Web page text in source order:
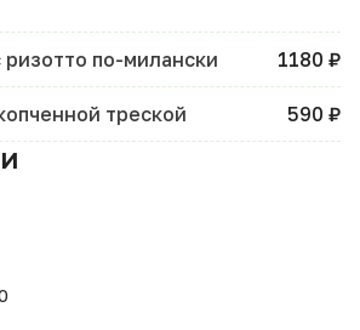
по-милански 1180 ₽
треской 590 ₽